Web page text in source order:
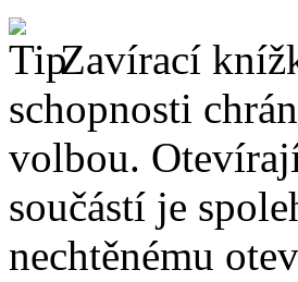
Zavírací
schopnosti
volbou.
součástí je
nechtěnému